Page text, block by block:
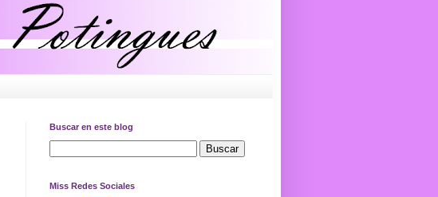
Buscar en este blog
Miss Redes Sociales